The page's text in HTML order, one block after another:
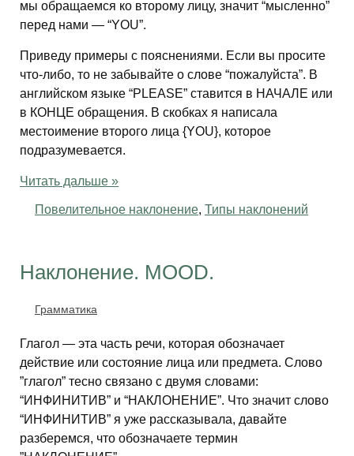
мы обращаемся ко второму лицу, значит “мысленно”
перед нами — “YOU”.
Приведу примеры с пояснениями. Если вы просите
что-либо, то не забывайте о слове “пожалуйста”. В
английском языке “PLEASE” ставится в НАЧАЛЕ или
в КОНЦЕ обращения. В скобках я написала
местоимение второго лица {YOU}, которое
подразумевается.
Читать дальше »
Повелительное наклонение, Типы наклонений
Наклонение. MOOD.
Грамматика
Глагол — эта часть речи, которая обозначает
действие или состояние лица или предмета. Слово
”глагол” тесно связано с двумя словами:
“ИНФИНИТИВ” и “НАКЛОНЕНИЕ”. Что значит слово
“ИНФИНИТИВ” я уже рассказывала, давайте
разберемся, что обозначаете термин